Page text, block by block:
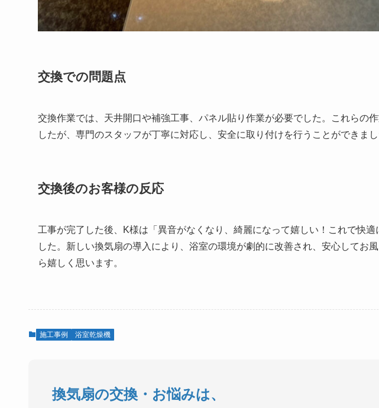
交換での問題点
交換作業では、天井開口や補強工事、パネル貼り作業が必要でした。これらの
したが、専門のスタッフが丁寧に対応し、安全に取り付けを行うことができまし
交換後のお客様の反応
工事が完了した後、K様は「異音がなくなり、綺麗になって嬉しい！これで快
した。新しい換気扇の導入により、浴室の環境が劇的に改善され、安心してお
ら嬉しく思います。
施工事例 浴室乾燥機
換気扇の交換・お悩みは、